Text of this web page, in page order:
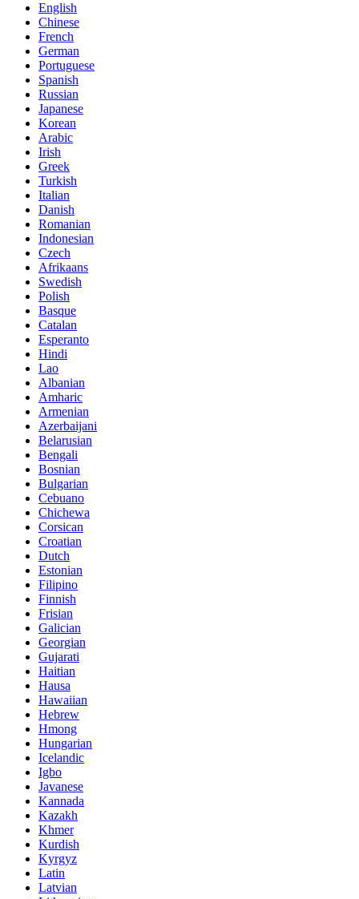
English
Chinese
French
German
Portuguese
Spanish
Russian
Japanese
Korean
Arabic
Irish
Greek
Turkish
Italian
Danish
Romanian
Indonesian
Czech
Afrikaans
Swedish
Polish
Basque
Catalan
Esperanto
Hindi
Lao
Albanian
Amharic
Armenian
Azerbaijani
Belarusian
Bengali
Bosnian
Bulgarian
Cebuano
Chichewa
Corsican
Croatian
Dutch
Estonian
Filipino
Finnish
Frisian
Galician
Georgian
Gujarati
Haitian
Hausa
Hawaiian
Hebrew
Hmong
Hungarian
Icelandic
Igbo
Javanese
Kannada
Kazakh
Khmer
Kurdish
Kyrgyz
Latin
Latvian